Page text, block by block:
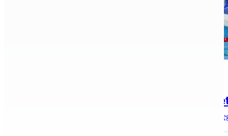
Karácsonyi házi úszóversenyt
2020. december 18-án a Kecskeméti Fürdőben rendezte